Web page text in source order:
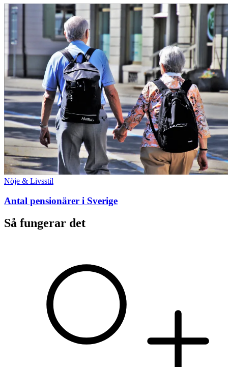
Nöje & Livsstil
Antal pensionärer i Sverige
Så fungerar det